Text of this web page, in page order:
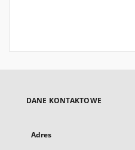
DANE KONTAKTOWE
Adres